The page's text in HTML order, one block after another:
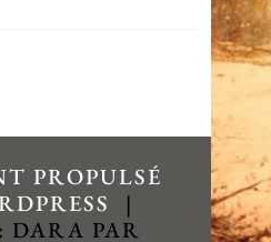
PROPULSÉ
|
DARA PAR